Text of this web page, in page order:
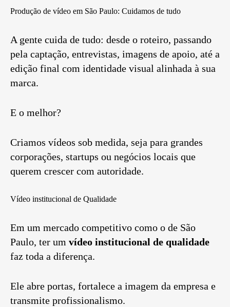
Produção de vídeo em São Paulo: Cuidamos de tudo
A gente cuida de tudo: desde o roteiro, passando
pela captação, entrevistas, imagens de apoio, até a
edição final com identidade visual alinhada à sua
marca.
E o melhor?
Criamos vídeos sob medida, seja para grandes
corporações, startups ou negócios locais que
querem crescer com autoridade.
Vídeo institucional de Qualidade
Em um mercado competitivo como o de São
Paulo, ter um vídeo institucional de qualidade
faz toda a diferença.
Ele abre portas, fortalece a imagem da empresa e
transmite profissionalismo.